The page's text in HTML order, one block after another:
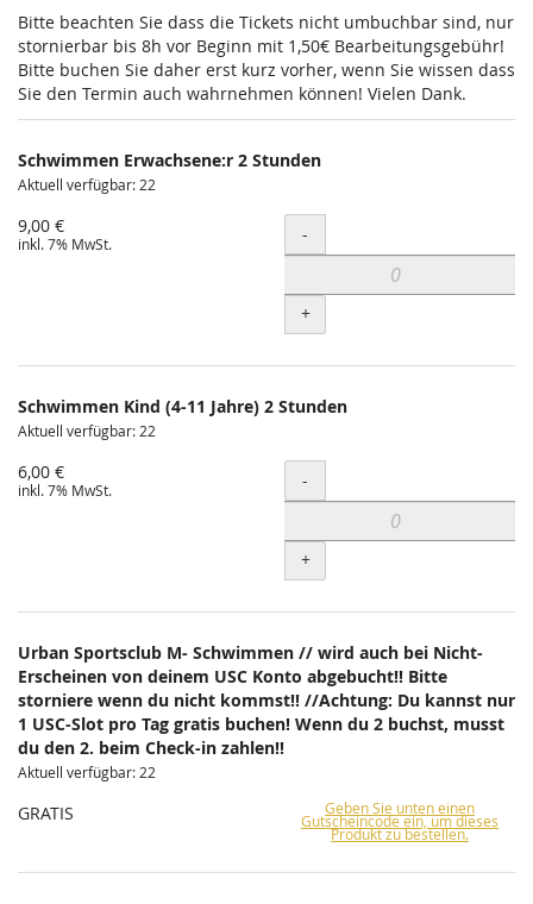
Bitte beachten Sie dass die Tickets nicht umbuchbar sind, nur
stornierbar bis 8h vor Beginn mit 1,50€ Bearbeitungsgebühr!
Bitte buchen Sie daher erst kurz vorher, wenn Sie wissen dass
Sie den Termin auch wahrnehmen können! Vielen Dank.
Schwimmen Erwachsene:r 2 Stunden
Aktuell verfügbar: 22
9,00 €
inkl. 7% MwSt. Menge
-
+
Schwimmen Kind (4-11 Jahre) 2 Stunden
Aktuell verfügbar: 22
6,00 €
inkl. 7% MwSt. Menge
-
+
Urban Sportsclub M- Schwimmen // wird auch bei Nicht-
Erscheinen von deinem USC Konto abgebucht!! Bitte
storniere wenn du nicht kommst!! //Achtung: Du kannst nur
1 USC-Slot pro Tag gratis buchen! Wenn du 2 buchst, musst
du den 2. beim Check-in zahlen!!
Aktuell verfügbar: 22
GRATIS Geben Sie unten einen
Gutscheincode ein, um dieses
Produkt zu bestellen.